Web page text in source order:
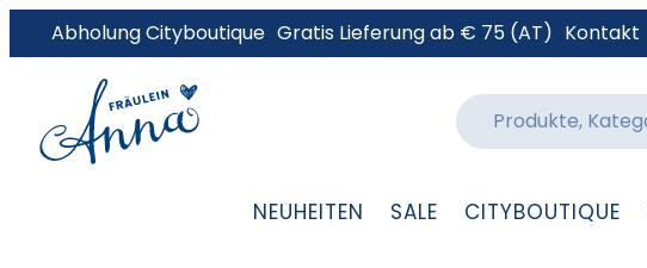
Abholung Cityboutique Gratis Lieferung ab € 75 (AT) Kontakt
NEUHEITEN SALE CITYBOUTIQUE